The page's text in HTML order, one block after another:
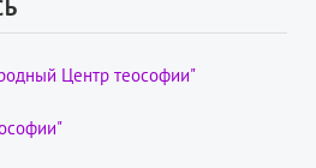
Центр теософии"